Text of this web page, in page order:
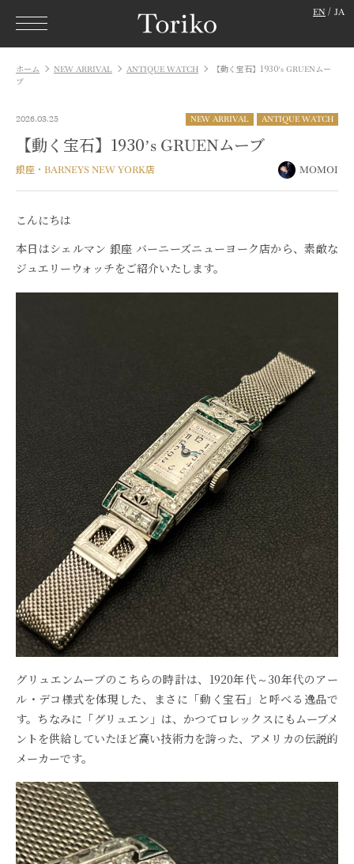
EN JA
ホーム NEW ARRIVAL ANTIQUE WATCH
【動く宝石】1930’s GRUENムー
ブ
2026.03.25 NEW ARRIVAL ANTIQUE WATCH
【動く宝石】1930’s GRUENムーブ
銀座・BARNEYS NEW YORK店 MOMOI
こんにちは
本日はシェルマン 銀座 バーニーズニューヨーク店から、素敵な
ジュエリーウォッチをご紹介いたします。
グリュエンムーブのこちらの時計は、1920年代～30年代のアー
ル・デコ様式を体現した、まさに「動く宝石」と呼べる逸品で
す。ちなみに「グリュエン」は、かつてロレックスにもムーブメ
ントを供給していたほど高い技術力を誇った、アメリカの伝説的
メーカーです。